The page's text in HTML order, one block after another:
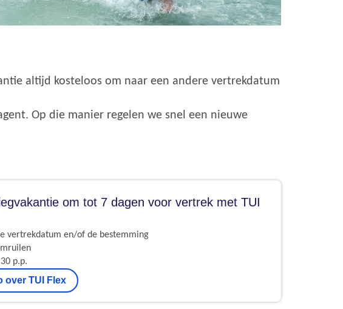
altijd kosteloos om naar een andere vertrekdatum
Op die manier regelen we snel een nieuwe
om tot 7 dagen voor vertrek met TUI
vertrekdatum en/of de bestemming
p.p.
over TUI Flex